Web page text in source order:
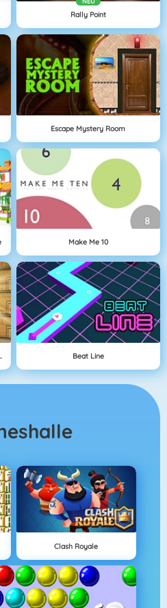
Rally Point
Escape Mystery Room
Make Me 10
Light Temple Beat Line
Clash Royale